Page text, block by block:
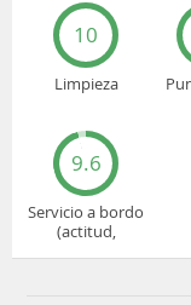
10
Limpieza
9.6
Servicio a bordo
(actitud,